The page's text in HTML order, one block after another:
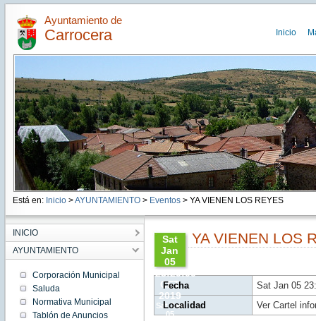
Ayuntamiento de
Carrocera Inicio
Está en: Inicio >AYUNTAMIENTO> Eventos> YA VIENEN LOS REYES
INICIO
AYUNTAMIENTO
Corporación Municipal
Saluda
Normativa Municipal
Tablón de Anuncios
Sat
Jan
05
23:29:00
CET
2019
Sat Jan
05
YA VIENEN LOS
Fecha
Sat Jan 05
Localidad
Ver Cartel